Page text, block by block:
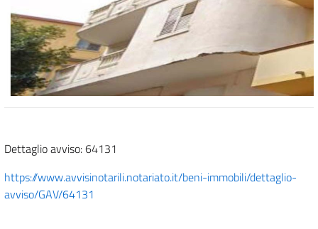
Dettaglio avviso: 64131
https://www.avvisinotarili.notariato.it/beni-immobili/dettaglio-
avviso/GAV/64131